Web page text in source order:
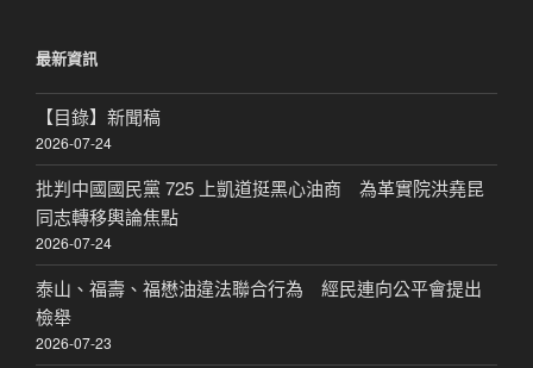
字:
最新資訊
【目錄】新聞稿
2026-07-24
批判中國國民黨 725 上凱道挺黑心油商 為革實院洪堯昆
同志轉移輿論焦點
2026-07-24
泰山、福壽、福懋油違法聯合行為 經民連向公平會提出
檢舉
2026-07-23